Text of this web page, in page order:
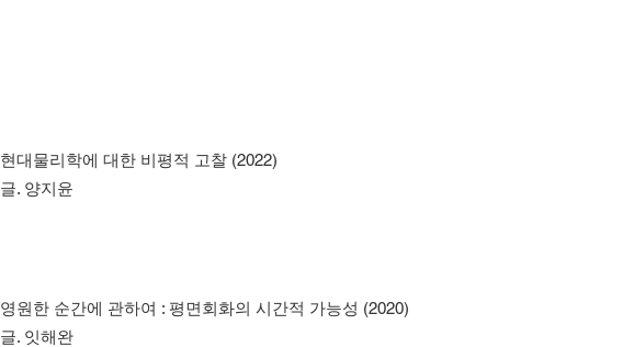
현대물리학에 대한 비평적 고찰 (2022)
​글. 양지윤
영원한 순간에 관하여 : 평면회화의 시간적 가능성 (2020)
​글. 잇해완